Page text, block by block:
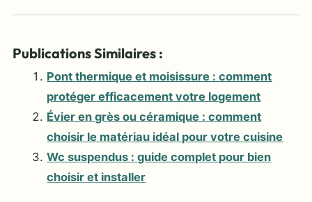
Publications Similaires :
Pont thermique et moisissure : comment
protéger efficacement votre logement
Évier en grès ou céramique : comment
choisir le matériau idéal pour votre cuisine
Wc suspendus : guide complet pour bien
choisir et installer